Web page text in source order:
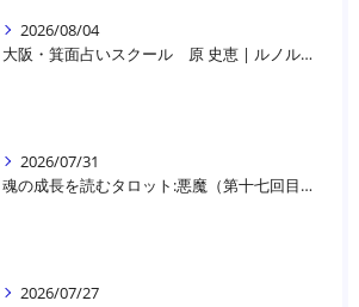
2026/08/04
大阪・箕面占いスクール 原 史恵 | ルノルマンカード読み方のコツ「雲」 仕事をテーマに占った場合
2026/07/31
魂の成長を読むタロット:悪魔（第十七回目）｜大阪・箕面占いスクールラブアンドライト
2026/07/27